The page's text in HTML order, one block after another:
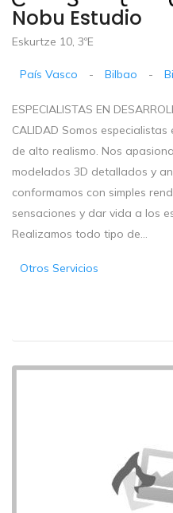
Nobu Estudio
Eskurtze 10, 3ºE
País Vasco - Bilbao -
ESPECIALISTAS EN
CALIDAD Somos
de alto realismo. Nos
modelados 3D detallados y
conformamos con simples
sensaciones y dar vida a los
Realizamos todo tipo de...
Otros Servicios